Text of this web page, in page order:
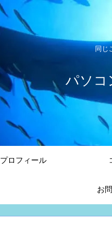
同じ
パソコ
プロフィール
お